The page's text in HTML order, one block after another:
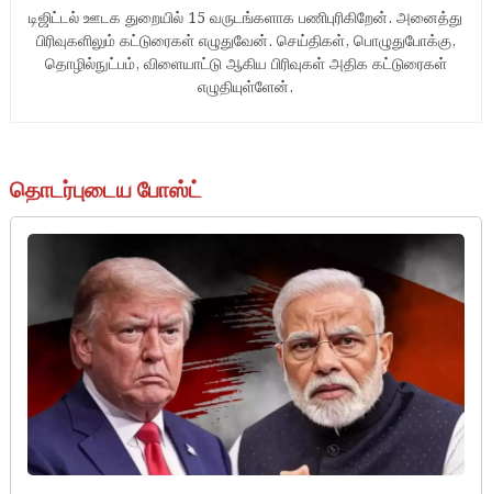
டிஜிட்டல் ஊடக துறையில் 15 வருடங்களாக பணிபுரிகிறேன். அனைத்து
பிரிவுகளிலும் கட்டுரைகள் எழுதுவேன். செய்திகள், பொழுதுபோக்கு,
தொழில்நுட்பம், விளையாட்டு ஆகிய பிரிவுகள் அதிக கட்டுரைகள்
எழுதியுள்ளேன்.
தொடர்புடைய போஸ்ட்